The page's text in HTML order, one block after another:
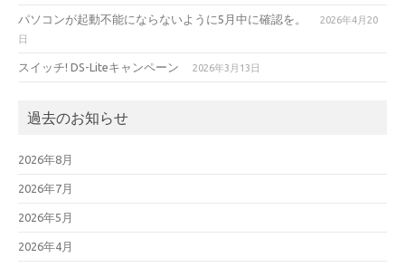
パソコンが起動不能にならないように5月中に確認を。
2026年4月20
日
スイッチ! DS-Liteキャンペーン 2026年3月13日
過去のお知らせ
2026年8月
2026年7月
2026年5月
2026年4月